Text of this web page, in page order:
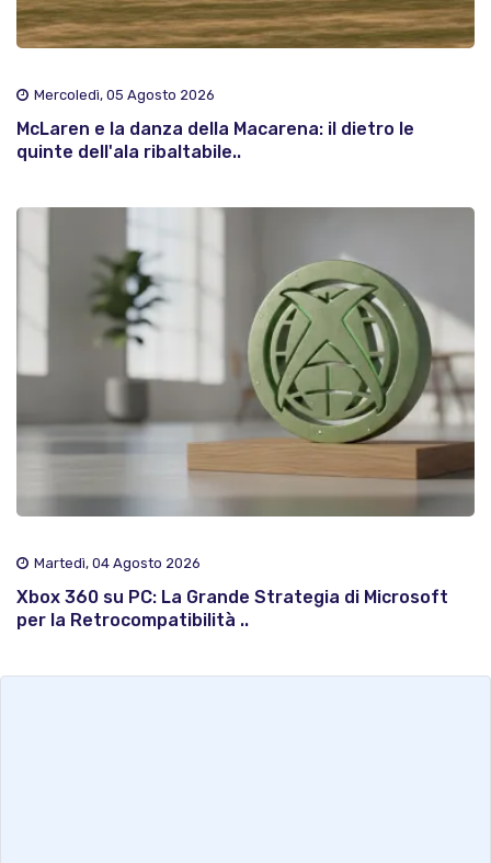
Mercoledì, 05 Agosto 2026
McLaren e la danza della Macarena: il dietro le
quinte dell'ala ribaltabile..
Martedì, 04 Agosto 2026
Xbox 360 su PC: La Grande Strategia di Microsoft
per la Retrocompatibilità ..